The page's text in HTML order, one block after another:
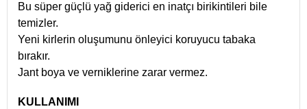
Bu süper güçlü yağ giderici en inatçı birikintileri bile
temizler.
Yeni kirlerin oluşumunu önleyici koruyucu tabaka
bırakır.
Jant boya ve verniklerine zarar vermez.
KULLANIMI